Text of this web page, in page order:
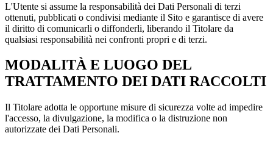
L'Utente si assume la responsabilità dei Dati Personali di terzi
ottenuti, pubblicati o condivisi mediante il Sito e garantisce di avere
il diritto di comunicarli o diffonderli, liberando il Titolare da
qualsiasi responsabilità nei confronti propri e di terzi.
MODALITÀ E LUOGO DEL
TRATTAMENTO DEI DATI RACCOLTI
Il Titolare adotta le opportune misure di sicurezza volte ad impedire
l'accesso, la divulgazione, la modifica o la distruzione non
autorizzate dei Dati Personali.